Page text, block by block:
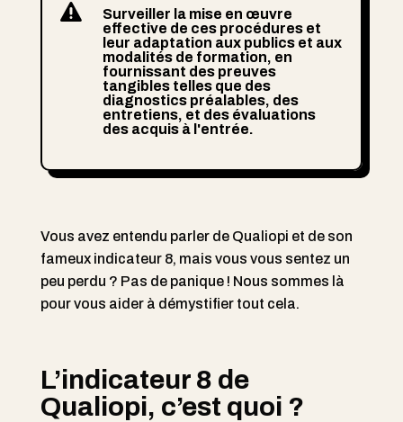

Surveiller la mise en œuvre
effective de ces procédures et
leur adaptation aux publics et aux
modalités de formation, en
fournissant des preuves
tangibles telles que des
diagnostics préalables, des
entretiens, et des évaluations
des acquis à l'entrée.
Vous avez entendu parler de Qualiopi et de son
fameux indicateur 8, mais vous vous sentez un
peu perdu ? Pas de panique ! Nous sommes là
pour vous aider à démystifier tout cela.
L’indicateur 8 de
Qualiopi, c’est quoi ?